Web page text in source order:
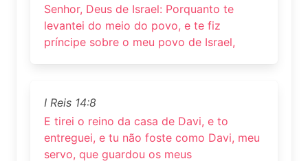
Senhor, Deus de Israel: Porquanto te
levantei do meio do povo, e te fiz
príncipe sobre o meu povo de Israel,
I Reis 14:8
E tirei o reino da casa de Davi, e to
entreguei, e tu não foste como Davi, meu
servo, que guardou os meus